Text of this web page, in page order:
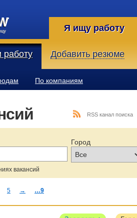
Я ищу работу
работу Добавить резюме
По компаниям
Город
вакансий
RSS канал поиска
5 → …9